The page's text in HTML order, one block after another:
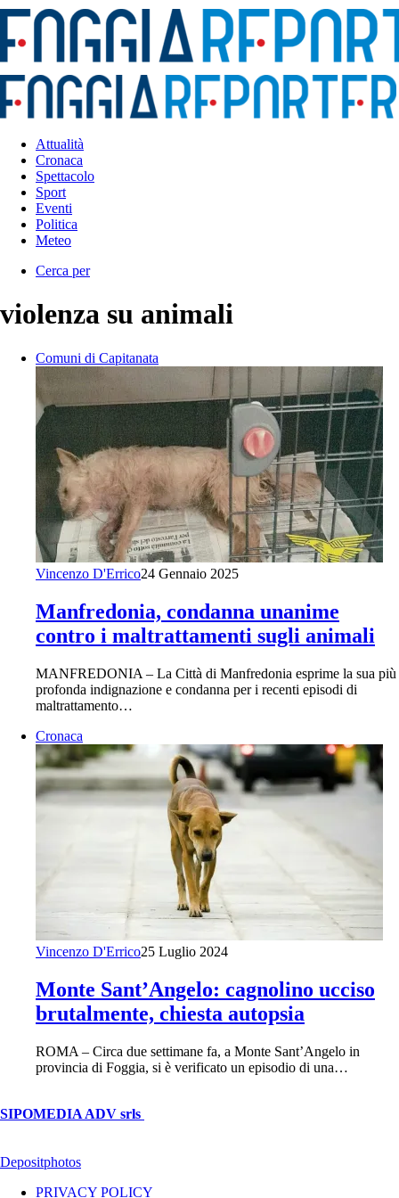
Attualità
Cronaca
Spettacolo
Sport
Eventi
Politica
Meteo
Cerca per
violenza su animali
Comuni di Capitanata
Vincenzo D'Errico24 Gennaio 2025
Manfredonia, condanna unanime
contro i maltrattamenti sugli animali
MANFREDONIA – La Città di Manfredonia esprime la sua più
profonda indignazione e condanna per i recenti episodi di
maltrattamento…
Cronaca
Vincenzo D'Errico25 Luglio 2024
Monte Sant’Angelo: cagnolino ucciso
brutalmente, chiesta autopsia
ROMA – Circa due settimane fa, a Monte Sant’Angelo in
provincia di Foggia, si è verificato un episodio di una…
SIPOMEDIA ADV srls
Depositphotos
PRIVACY POLICY